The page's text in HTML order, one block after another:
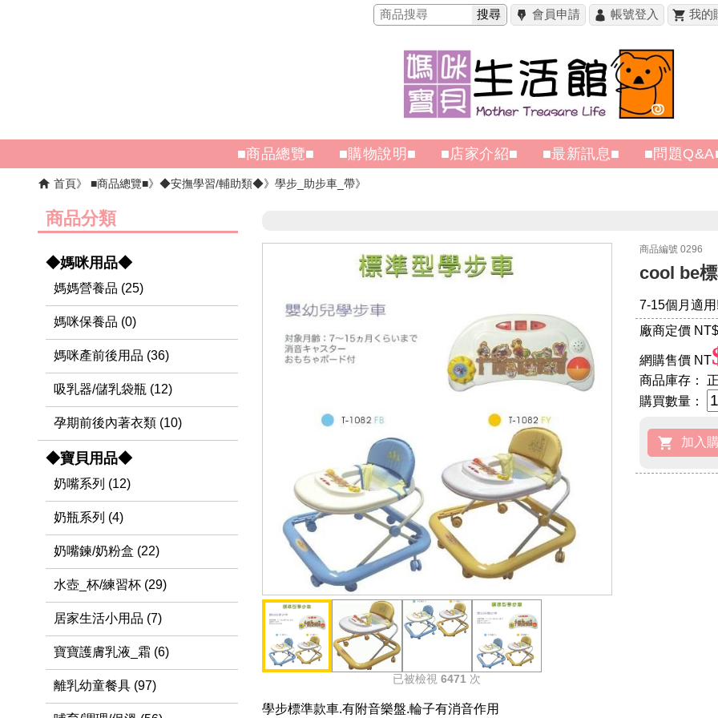
搜尋 會員申請 帳號登入 我的
■商品總覽■ ■購物說明■ ■店家介紹■ ■最新訊息■ ■問題
首頁 ■商品總覽■ ◆安撫學習/輔助類◆ 學步_助步車_帶
已被檢視6471 次
商品編號 0296
cool be
7-15個月適用
廠商定價 NT
網購售價 NT
商品庫存：
購買數量：
學步標準款車.有附音樂盤.輪子有消音作用
商品分類
◆媽咪用品◆
媽媽營養品 (25)
媽咪保養品 (0)
媽咪產前後用品 (36)
吸乳器/儲乳袋瓶 (12)
孕期前後內著衣類 (10)
◆寶貝用品◆
奶嘴系列 (12)
奶瓶系列 (4)
奶嘴鍊/奶粉盒 (22)
水壺_杯/練習杯 (29)
居家生活小用品 (7)
寶寶護膚乳液_霜 (6)
離乳幼童餐具 (97)